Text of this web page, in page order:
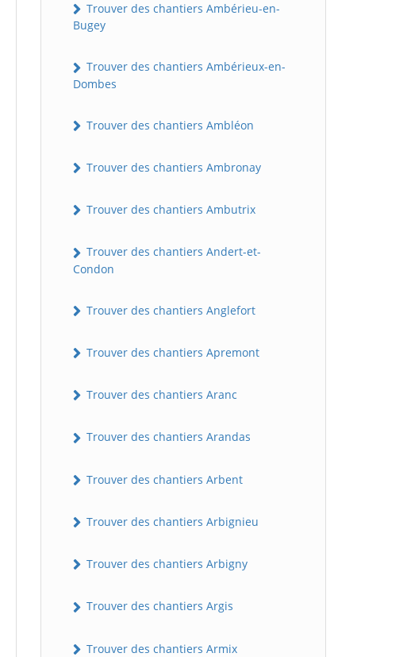
Trouver des chantiers Ambérieu-en-
Bugey
Trouver des chantiers Ambérieux-en-
Dombes
Trouver des chantiers Ambléon
Trouver des chantiers Ambronay
Trouver des chantiers Ambutrix
Trouver des chantiers Andert-et-
Condon
Trouver des chantiers Anglefort
Trouver des chantiers Apremont
Trouver des chantiers Aranc
Trouver des chantiers Arandas
Trouver des chantiers Arbent
Trouver des chantiers Arbignieu
Trouver des chantiers Arbigny
Trouver des chantiers Argis
Trouver des chantiers Armix